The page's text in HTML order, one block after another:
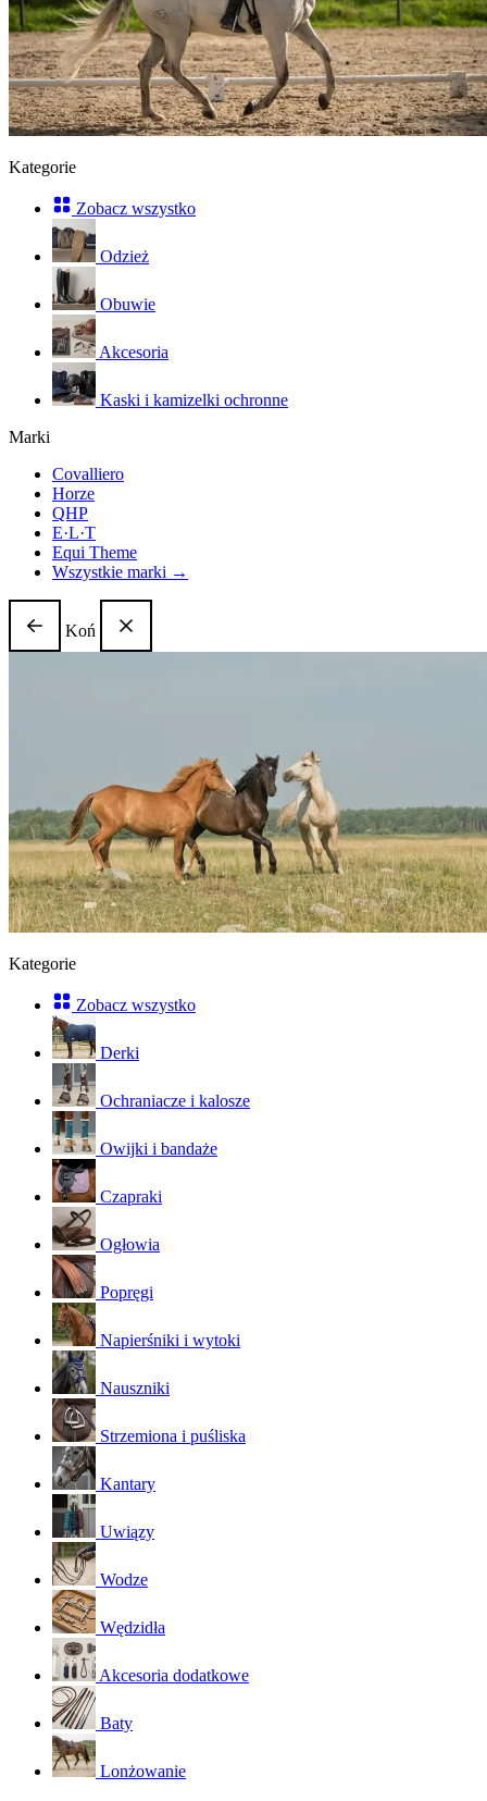
Kategorie
Zobacz wszystko
Odzież
Obuwie
Akcesoria
Kaski i kamizelki ochronne
Marki
Covalliero
Horze
QHP
E·L·T
Equi Theme
Wszystkie marki →
Koń
Kategorie
Zobacz wszystko
Derki
Ochraniacze i kalosze
Owijki i bandaże
Czapraki
Ogłowia
Popręgi
Napierśniki i wytoki
Nauszniki
Strzemiona i puśliska
Kantary
Uwiązy
Wodze
Wędzidła
Akcesoria dodatkowe
Baty
Lonżowanie